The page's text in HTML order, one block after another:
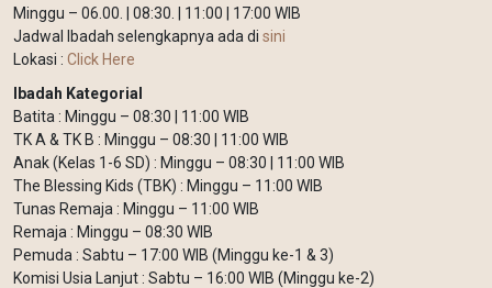
Minggu – 06.00. | 08:30. | 11:00 | 17:00 WIB
Jadwal Ibadah selengkapnya ada di sini
Lokasi : Click Here
Ibadah Kategorial
Batita : Minggu – 08:30 | 11:00 WIB
TK A & TK B : Minggu – 08:30 | 11:00 WIB
Anak (Kelas 1-6 SD) : Minggu – 08:30 | 11:00 WIB
The Blessing Kids (TBK) : Minggu – 11:00 WIB
Tunas Remaja : Minggu – 11:00 WIB
Remaja : Minggu – 08:30 WIB
Pemuda : Sabtu – 17:00 WIB (Minggu ke-1 & 3)
Komisi Usia Lanjut : Sabtu – 16:00 WIB (Minggu ke-2)